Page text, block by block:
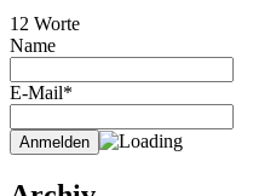
12 Worte
Name
E-Mail*